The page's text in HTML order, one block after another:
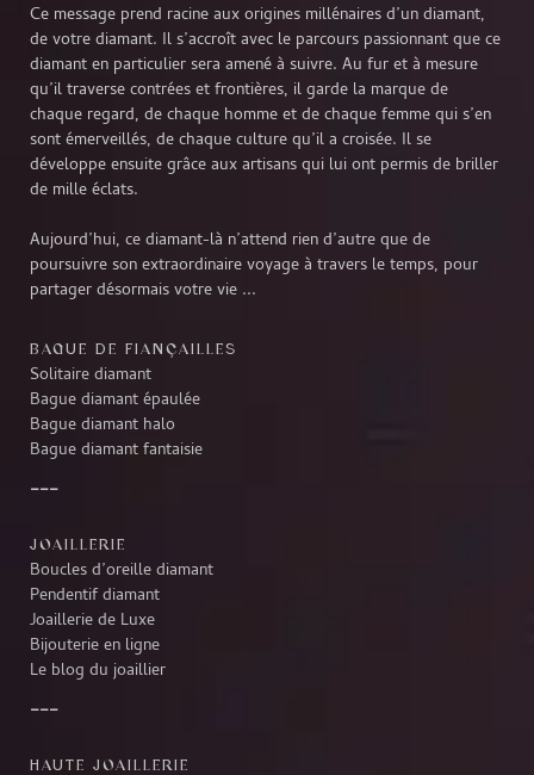
Ce message prend racine aux origines millénaires d’un diamant,
de votre diamant. Il s’accroît avec le parcours passionnant que ce
diamant en particulier sera amené à suivre. Au fur et à mesure
qu’il traverse contrées et frontières, il garde la marque de
chaque regard, de chaque homme et de chaque femme qui s’en
sont émerveillés, de chaque culture qu’il a croisée. Il se
développe ensuite grâce aux artisans qui lui ont permis de briller
de mille éclats.
Aujourd’hui, ce diamant-là n’attend rien d’autre que de
poursuivre son extraordinaire voyage à travers le temps, pour
partager désormais votre vie ...
BAGUE DE FIANÇAILLES
Solitaire diamant
Bague diamant épaulée
Bague diamant halo
Bague diamant fantaisie
JOAILLERIE
Boucles d’oreille diamant
Pendentif diamant
Joaillerie de Luxe
Bijouterie en ligne
Le blog du joaillier
HAUTE JOAILLERIE